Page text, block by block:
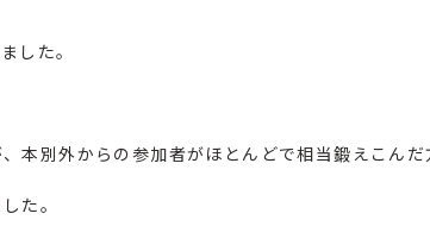
した。
本別外からの参加者がほとんどで相当鍛えこん
た。